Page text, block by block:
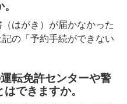
はがき）が届かなかった
の「予約手続ができない
転免許センターや警
できますか。